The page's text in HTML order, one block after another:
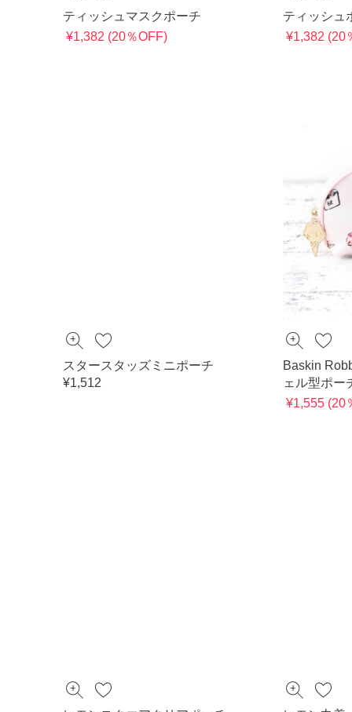
ティッシュマスクポーチ
¥1,382 (20％OFF)
ティッシュ
¥1,382 (20
スタースタッズミニポーチ
¥1,512
Baskin
ェル型ポー
¥1,555 (20